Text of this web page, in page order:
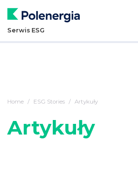
Serwis ESG
Home ESG Stories Artykuły
Artykuły